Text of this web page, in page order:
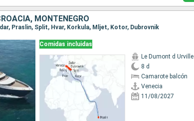
MONTENEGRO
Praslin, Split, Hvar, Korkula, Mljet, Kotor, Dubrovnik
Comidas incluidas
Le Dumont d Urville
8 d
Camarote balcón
Venecia
11/08/2027